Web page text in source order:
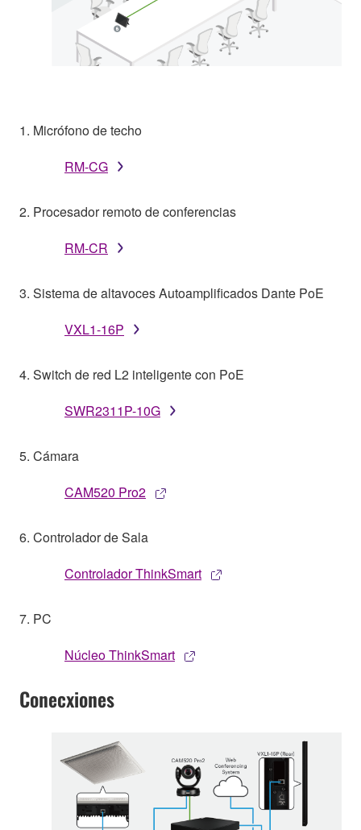
1. Micrófono de techo
RM-CG
2. Procesador remoto de conferencias
RM-CR
3. Sistema de altavoces Autoamplificados Dante PoE
VXL1-16P
4. Switch de red L2 inteligente con PoE
SWR2311P-10G
5. Cámara
CAM520 Pro2
6. Controlador de Sala
Controlador ThinkSmart
7. PC
Núcleo ThinkSmart
Conecxiones